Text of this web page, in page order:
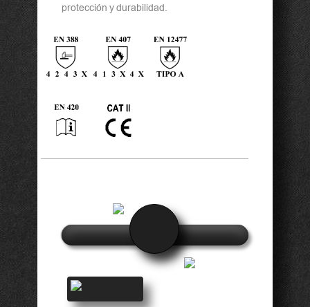
protección y durabilidad.